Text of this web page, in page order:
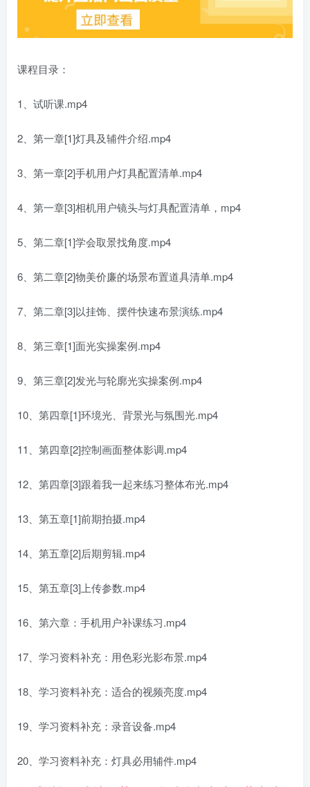
课程目录：
1、试听课.mp4
2、第一章[1]灯具及辅件介绍.mp4
3、第一章[2]手机用户灯具配置清单.mp4
4、第一章[3]相机用户镜头与灯具配置清单，mp4
5、第二章[1]学会取景找角度.mp4
6、第二章[2]物美价廉的场景布置道具清单.mp4
7、第二章[3]以挂饰、摆件快速布景演练.mp4
8、第三章[1]面光实操案例.mp4
9、第三章[2]发光与轮廓光实操案例.mp4
10、第四章[1]环境光、背景光与氛围光.mp4
11、第四章[2]控制画面整体影调.mp4
12、第四章[3]跟着我一起来练习整体布光.mp4
13、第五章[1]前期拍摄.mp4
14、第五章[2]后期剪辑.mp4
15、第五章[3]上传参数.mp4
16、第六章：手机用户补课练习.mp4
17、学习资料补充：用色彩光影布景.mp4
18、学习资料补充：适合的视频亮度.mp4
19、学习资料补充：录音设备.mp4
20、学习资料补充：灯具必用辅件.mp4